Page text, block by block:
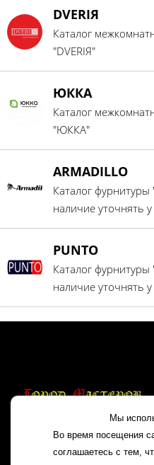
DVERIЯ
Каталог
"DVERIЯ"
ЮККА
Каталог
"ЮККА"
ARMADILLO
Каталог
наличие уточнять
PUNTO
Каталог
наличие уточнять
Мы
Во время посещения
соглашаетесь с тем,
+7 960 163 81 88